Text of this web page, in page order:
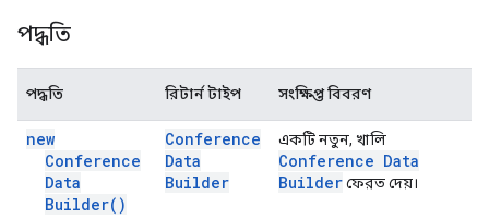
পদ্ধতি
পদ্ধতি রিটার্ন টাইপ সংক্ষিপ্ত বিবরণ
new
Conference
Data
Builder( )
Conference
Data
Builder
একটি নতুন, খালি
Conference Data
Builderফেরত দেয়।